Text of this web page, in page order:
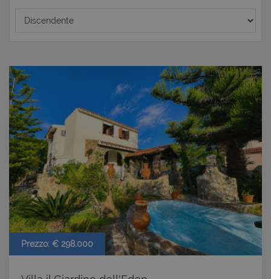
Prezzo: € 298.000